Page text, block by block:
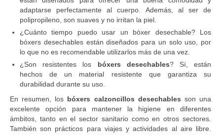
adaptarse perfectamente al cuerpo. Además, al ser de
polipropileno, son suaves y no irritan la piel.
¿Cuánto tiempo puedo usar un bóxer desechable? Los
bóxers desechables están diseñados para un solo uso, por
lo que no es recomendable utilizarlos más de una vez.
¿Son resistentes los bóxers desechables? Sí, están
hechos de un material resistente que garantiza su
durabilidad durante su uso.
En resumen, los bóxers calzoncillos desechables son una
excelente opción para mantener la higiene en diferentes
ámbitos, tanto en el sector sanitario como en otros sectores.
También son prácticos para viajes y actividades al aire libre.